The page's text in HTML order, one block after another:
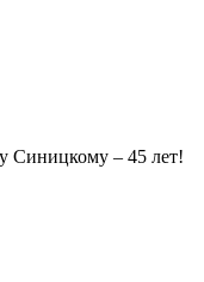
Синицкому – 45 лет!